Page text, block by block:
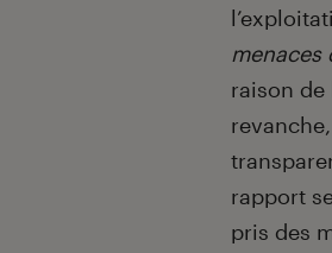
menaces
raison de
rapport
pris des